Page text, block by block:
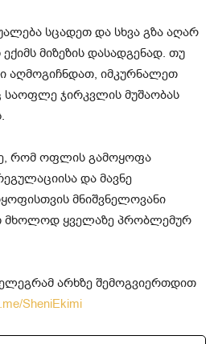
სცადეთ და სხვა გზა აღარ
მიზეზის დასადგენად. თუ
აღმოგიჩნდათ, იმკურნალეთ
ჯირკვლის მუშაობას
რომ ოფლის გამოყოფა
და მავნე
მნიშვნელოვანი
მხოლოდ ყველაზე პრობლემურ
არხზე შემოგვიერთდით
SheniEkimi